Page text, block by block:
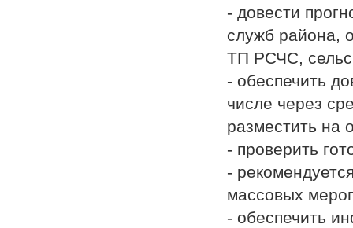
- довести
служб района,
ТП РСЧС,
- обеспечить
числе через
разместить на
- проверить
-
массовых
- обеспечить